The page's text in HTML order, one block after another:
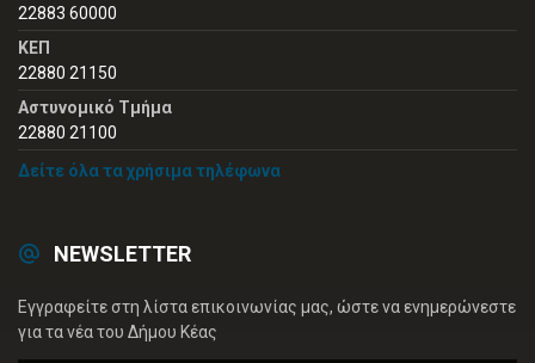
22883 60000
ΚΕΠ
22880 21150
Αστυνομικό Τμήμα
22880 21100
Δείτε όλα τα χρήσιμα τηλέφωνα
NEWSLETTER
Εγγραφείτε στη λίστα επικοινωνίας μας, ώστε να ενημερώνεστε
για τα νέα του Δήμου Κέας